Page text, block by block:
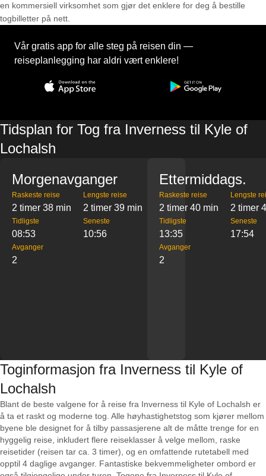
en kommersiell virksomhet som gjør det enklere for deg å bestille
togbilletter på nett.
Vår gratis app for alle steg på reisen din —
reiseplanlegging har aldri vært enklere!
Tidsplan for Tog fra Inverness til Kyle of
Lochalsh
Morgenavganger
Raskeste reise
2 timer 38 min
Lengste reise
2 timer 39 min
Tidligste
08:53
Seneste
10:56
Avganger
2
Ettermiddags.
Raskeste reise
2 timer 40 min
Lengste
2 timer
Tidligste
13:35
Seneste
17:54
Avganger
2
Toginformasjon fra Inverness til Kyle of
Lochalsh
Blant de beste valgene for å reise fra Inverness til Kyle of Lochalsh er
å ta et raskt og moderne tog. Alle høyhastighetstog som kjører mellom
byene ble designet for å tilby passasjerene alt de måtte trenge for en
hyggelig reise, inkludert flere reiseklasser å velge mellom, raske
reisetider (reisen tar ca. 3 timer), og en omfattende rutetabell med
opptil 4 daglige avganger. Fantastiske bekvemmeligheter ombord er